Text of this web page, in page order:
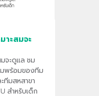
าะสมจะ
มจะดูแล ชม
พร้อมของทีม
ทีมสหสาขา
สำหรับเด็ก